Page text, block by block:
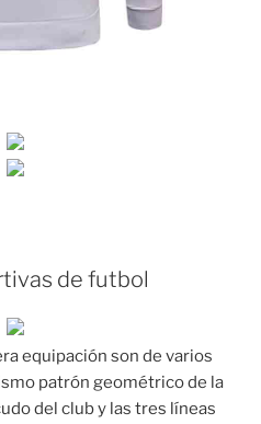
de futbol
equipación son de varios
patrón geométrico de la
del club y las tres líneas